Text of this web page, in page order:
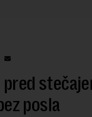
posla